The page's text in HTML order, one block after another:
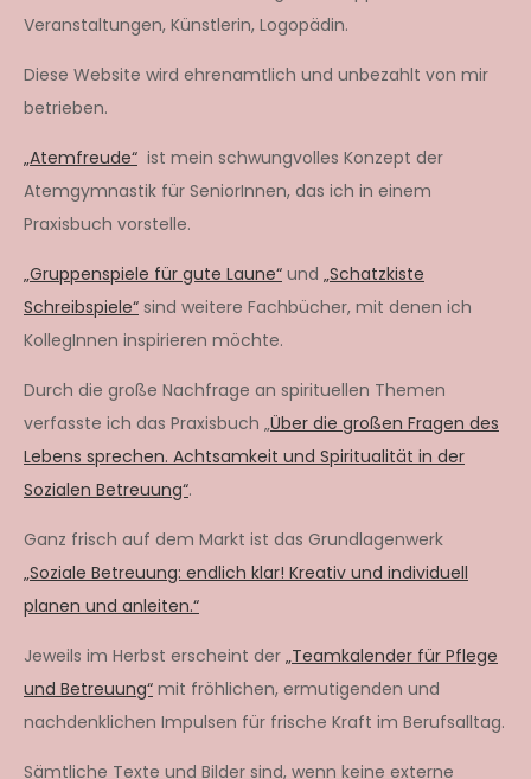
Veranstaltungen, Künstlerin, Logopädin.
Diese Website wird ehrenamtlich und unbezahlt von mir
betrieben.
„Atemfreude“ ist mein schwungvolles Konzept der
Atemgymnastik für SeniorInnen, das ich in einem
Praxisbuch vorstelle.
„Gruppenspiele für gute Laune“ und „Schatzkiste
Schreibspiele“ sind weitere Fachbücher, mit denen ich
KollegInnen inspirieren möchte.
Durch die große Nachfrage an spirituellen Themen
verfasste ich das Praxisbuch „Über die großen Fragen des
Lebens sprechen. Achtsamkeit und Spiritualität in der
Sozialen Betreuung“.
Ganz frisch auf dem Markt ist das Grundlagenwerk
„Soziale Betreuung: endlich klar! Kreativ und individuell
planen und anleiten.“
Jeweils im Herbst erscheint der „Teamkalender für Pflege
und Betreuung“ mit fröhlichen, ermutigenden und
nachdenklichen Impulsen für frische Kraft im Berufsalltag.
Sämtliche Texte und Bilder sind, wenn keine externe